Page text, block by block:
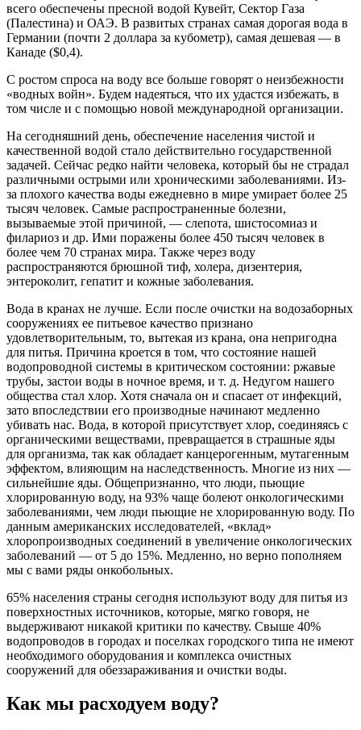
всего обеспечены пресной водой Кувейт, Сектор Газа
(Палестина) и ОАЭ. В развитых странах самая дорогая вода в
Германии (почти 2 доллара за кубометр), самая дешевая — в
Канаде ($0,4).
С ростом спроса на воду все больше говорят о неизбежности
«водных войн». Будем надеяться, что их удастся избежать, в
том числе и с помощью новой международной организации.
На сегодняшний день, обеспечение населения чистой и
качественной водой стало действительно государственной
задачей. Сейчас редко найти человека, который бы не страдал
различными острыми или хроническими заболеваниями. Из-
за плохого качества воды ежедневно в мире умирает более 25
тысяч человек. Самые распространенные болезни,
вызываемые этой причиной, — слепота, шистосомиаз и
филариоз и др. Ими поражены более 450 тысяч человек в
более чем 70 странах мира. Также через воду
распространяются брюшной тиф, холера, дизентерия,
энтероколит, гепатит и кожные заболевания.
Вода в кранах не лучше. Если после очистки на водозаборных
сооружениях ее питьевое качество признано
удовлетворительным, то, вытекая из крана, она непригодна
для питья. Причина кроется в том, что состояние нашей
водопроводной системы в критическом состоянии: ржавые
трубы, застои воды в ночное время, и т. д. Недугом нашего
общества стал хлор. Хотя сначала он и спасает от инфекций,
зато впоследствии его производные начинают медленно
убивать нас. Вода, в которой присутствует хлор, соединяясь с
органическими веществами, превращается в страшные яды
для организма, так как обладает канцерогенным, мутагенным
эффектом, влияющим на наследственность. Многие из них —
сильнейшие яды. Общепризнанно, что люди, пьющие
хлорированную воду, на 93% чаще болеют онкологическими
заболеваниями, чем люди пьющие не хлорированную воду. По
данным американских исследователей, «вклад»
хлоропроизводных соединений в увеличение онкологических
заболеваний — от 5 до 15%. Медленно, но верно пополняем
мы с вами ряды онкобольных.
65% населения страны сегодня используют воду для питья из
поверхностных источников, которые, мягко говоря, не
выдерживают никакой критики по качеству. Свыше 40%
водопроводов в городах и поселках городского типа не имеют
необходимого оборудования и комплекса очистных
сооружений для обеззараживания и очистки воды.
Как мы расходуем воду?